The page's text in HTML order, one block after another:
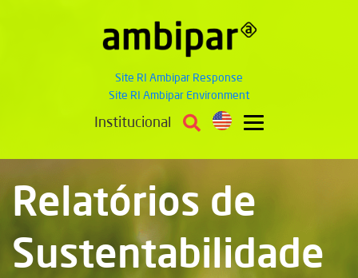
Site RI Ambipar Response
Site RI Ambipar Environment
Institucional
Relatórios de
Sustentabilidade